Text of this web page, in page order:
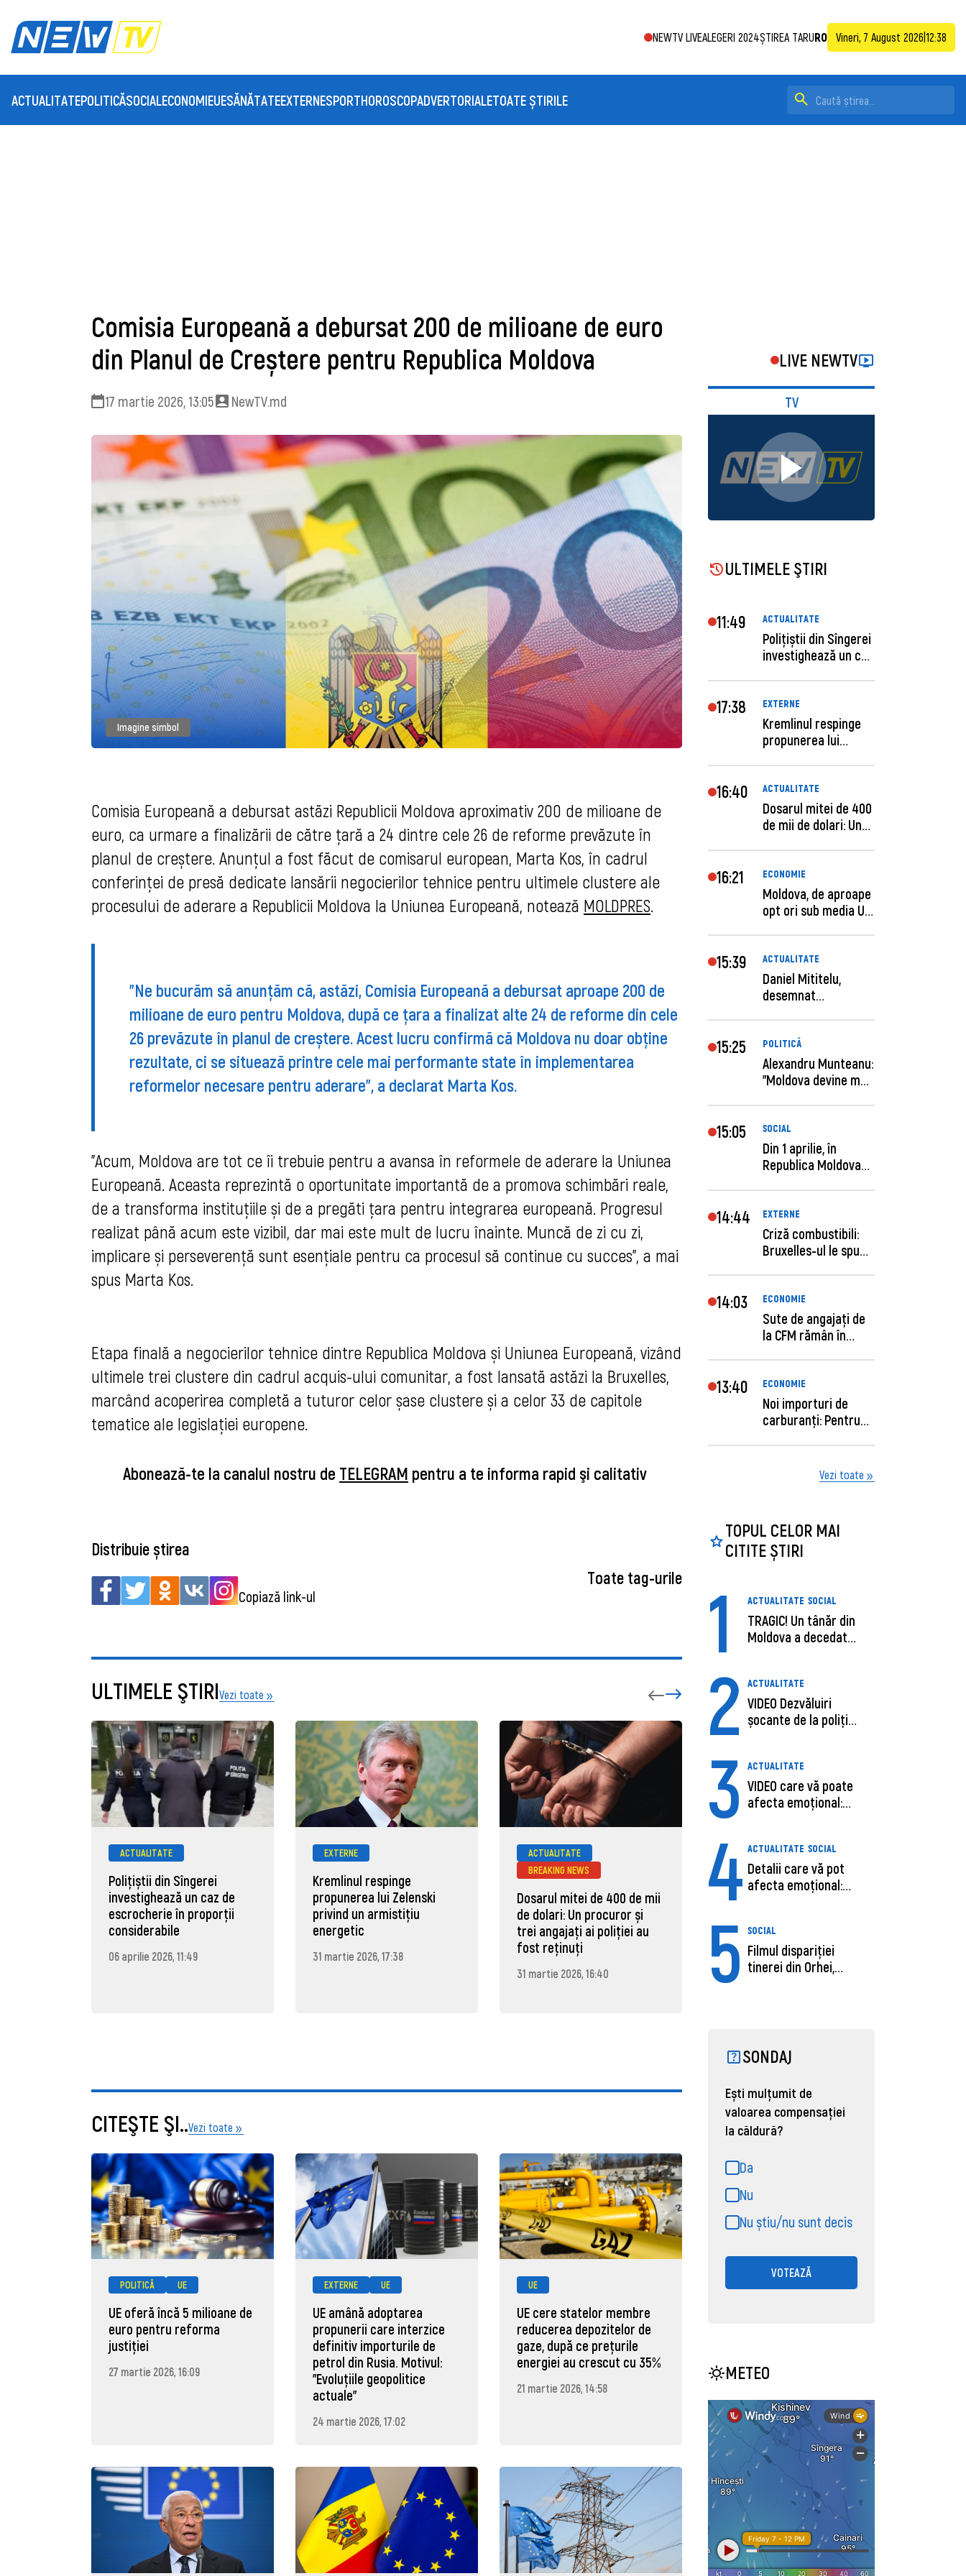
NEWTV LIVEALEGERI 2024ȘTIREA TARURO Vineri, 7 August 2026 12:38
ACTUALITATEPOLITICĂSOCIAL ECONOMIEUESĂNĂTATEEXTERNESPORTHOROSCOPADVERTORIALETOATE ȘTIRILE
Comisia Europeană a debursat 200 de milioane de euro
din Planul de Creștere pentru Republica Moldova
17 martie 2026, 13:05 NewTV.md
Imagine simbol
Comisia Europeană a debursat astăzi Republicii Moldova aproximativ 200 de milioane de
euro, ca urmare a finalizării de către țară a 24 dintre cele 26 de reforme prevăzute în
planul de creștere. Anunțul a fost făcut de comisarul european, Marta Kos, în cadrul
conferinței de presă dedicate lansării negocierilor tehnice pentru ultimele clustere ale
procesului de aderare a Republicii Moldova la Uniunea Europeană, notează MOLDPRES.
"Ne bucurăm să anunțăm că, astăzi, Comisia Europeană a debursat aproape 200 de
milioane de euro pentru Moldova, după ce țara a finalizat alte 24 de reforme din cele
26 prevăzute în planul de creștere. Acest lucru confirmă că Moldova nu doar obține
rezultate, ci se situează printre cele mai performante state în implementarea
reformelor necesare pentru aderare", a declarat Marta Kos.
"Acum, Moldova are tot ce îi trebuie pentru a avansa în reformele de aderare la Uniunea
Europeană. Aceasta reprezintă o oportunitate importantă de a promova schimbări reale,
de a transforma instituțiile și de a pregăti țara pentru integrarea europeană. Progresul
realizat până acum este vizibil, dar mai este mult de lucru înainte. Muncă de zi cu zi,
implicare și perseverență sunt esențiale pentru ca procesul să continue cu succes", a mai
spus Marta Kos.
Etapa finală a negocierilor tehnice dintre Republica Moldova și Uniunea Europeană, vizând
ultimele trei clustere din cadrul acquis-ului comunitar, a fost lansată astăzi la Bruxelles,
marcând acoperirea completă a tuturor celor șase clustere și a celor 33 de capitole
tematice ale legislației europene.
Abonează-te la canalul nostru de TELEGRAM pentru a te informa rapid şi calitativ
Distribuie știrea
Copiază link-ul
Toate tag-urile
ULTIMELE ŞTIRIVezi toate
ACTUALITATE
Polițiștii din Sîngerei
investighează un caz de
escrocherie în proporții
considerabile
06 aprilie 2026, 11:49
EXTERNE
Kremlinul respinge
propunerea lui Zelenski
privind un armistițiu
energetic
31 martie 2026, 17:38
ACTUALITATE
BREAKING NEWS
Dosarul mitei de 400 de mii
de dolari: Un procuror și
trei angajați ai poliției au
fost reținuți
31 martie 2026, 16:40
ECONOMIE
Moldova, de aproape opt ori
sub media UE la costul
CITEŞTE ŞI..Vezi toate
POLITICĂ UE
UE oferă încă 5 milioane de
euro pentru reforma
justiției
27 martie 2026, 16:09
EXTERNE UE
UE amână adoptarea
propunerii care interzice
definitiv importurile de
petrol din Rusia. Motivul:
"Evoluțiile geopolitice
actuale"
24 martie 2026, 17:02
UE
UE cere statelor membre
reducerea depozitelor de
gaze, după ce prețurile
energiei au crescut cu 35%
21 martie 2026, 14:58
LIVE NEWTV
TV
ULTIMELE ŞTIRI
11:49 ACTUALITATE
Polițiștii din Sîngerei
investighează un caz
17:38 EXTERNE
Kremlinul respinge
propunerea lui
16:40 ACTUALITATE
Dosarul mitei de 400
de mii de dolari: Un
16:21 ECONOMIE
Moldova, de aproape
opt ori sub media UE
15:39 ACTUALITATE
Daniel Mititelu,
desemnat
15:25 POLITICĂ
Alexandru Munteanu:
"Moldova devine mai
15:05 SOCIAL
Din 1 aprilie, în
Republica Moldova
14:44 EXTERNE
Criză combustibili:
Bruxelles-ul le spune
14:03 ECONOMIE
Sute de angajaţi de
la CFM rămân în
13:40 ECONOMIE
Noi importuri de
carburanți: Pentru
Vezi toate
TOPUL CELOR MAI
CITITE ȘTIRI
1 ACTUALITATE SOCIAL
TRAGIC! Un tânăr din
Moldova a decedat
2 ACTUALITATE
VIDEO Dezvăluiri
șocante de la poliție,
3 ACTUALITATE
VIDEO care vă poate
afecta emoțional:
4 ACTUALITATE SOCIAL
Detalii care vă pot
afecta emoțional:
5 SOCIAL
Filmul dispariției
tinerei din Orhei,
SONDAJ
Ești mulțumit de
valoarea compensației
la căldură?
Da
Nu
Nu știu/nu sunt decis
VOTEAZĂ
METEO